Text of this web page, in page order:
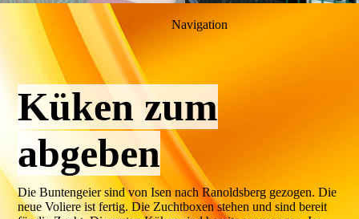
Navigation
Küken zum
abgeben
Die Buntengeier sind von Isen nach Ranoldsberg gezogen. Die
neue Voliere ist fertig. Die Zuchtboxen stehen und sind bereit